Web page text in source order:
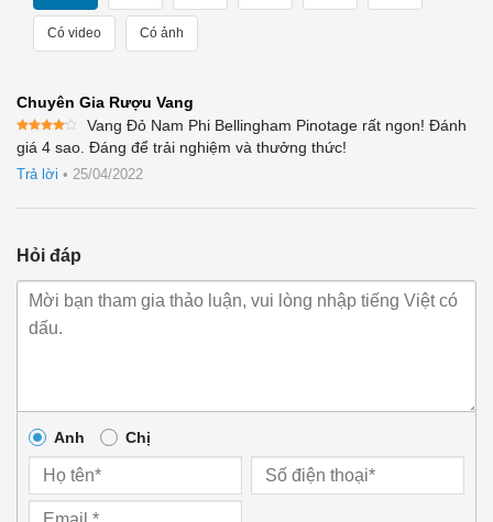
Có video Có ảnh
Chuyên Gia Rượu Vang
Được
xếp
hạng4
5 sao
Vang Đỏ Nam Phi Bellingham Pinotage rất ngon! Đánh
giá 4 sao. Đáng để trải nghiệm và thưởng thức!
Trả lời • 25/04/2022
Hỏi đáp
Anh Chị